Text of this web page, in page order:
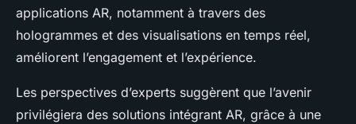
applications AR, notamment à travers des
hologrammes et des visualisations en temps réel,
améliorent l’engagement et l’expérience.
Les perspectives d’experts suggèrent que l’avenir
privilégiera des solutions intégrant AR, grâce à une